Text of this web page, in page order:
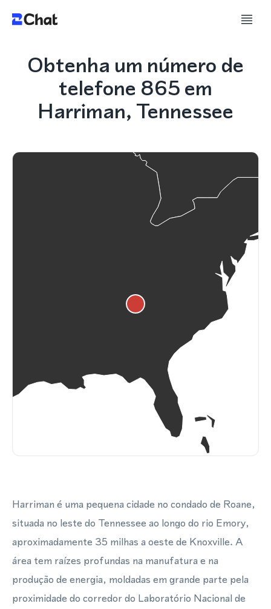
Obtenha um número de
telefone 865 em
Harriman, Tennessee
Harriman é uma pequena cidade no condado de Roane,
situada no leste do Tennessee ao longo do rio Emory,
aproximadamente 35 milhas a oeste de Knoxville. A
área tem raízes profundas na manufatura e na
produção de energia, moldadas em grande parte pela
proximidade do corredor do Laboratório Nacional de